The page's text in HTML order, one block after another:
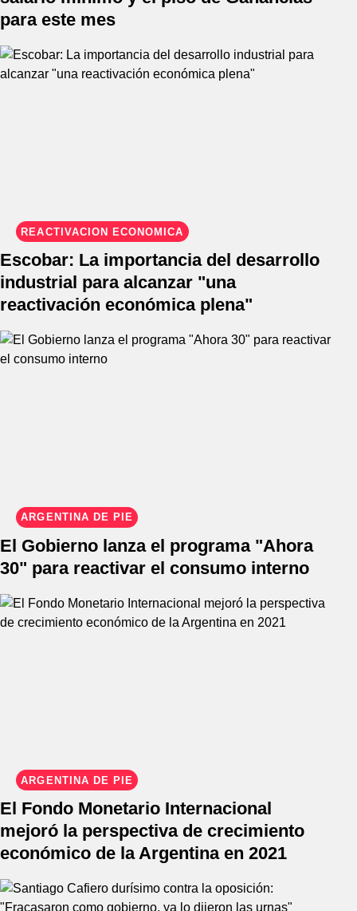
para este mes
REACTIVACIÓN ECONÓMICA
Escobar: La importancia del desarrollo
industrial para alcanzar "una
reactivación económica plena"
ARGENTINA DE PIE
El Gobierno lanza el programa "Ahora
30" para reactivar el consumo interno
ARGENTINA DE PIE
El Fondo Monetario Internacional
mejoró la perspectiva de crecimiento
económico de la Argentina en 2021